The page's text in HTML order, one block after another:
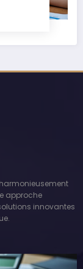
approche
innovantes